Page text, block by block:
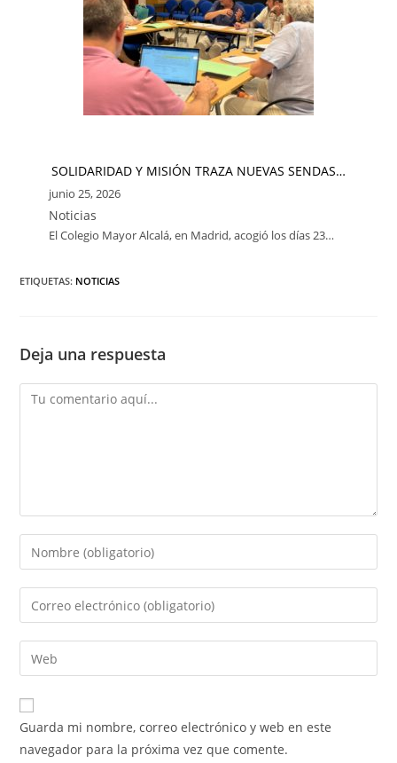
SOLIDARIDAD Y MISIÓN TRAZA NUEVAS SENDAS…
junio 25, 2026
Noticias
El Colegio Mayor Alcalá, en Madrid, acogió los días 23…
ETIQUETAS: NOTICIAS
Deja una respuesta
Guarda mi nombre, correo electrónico y web en este
navegador para la próxima vez que comente.